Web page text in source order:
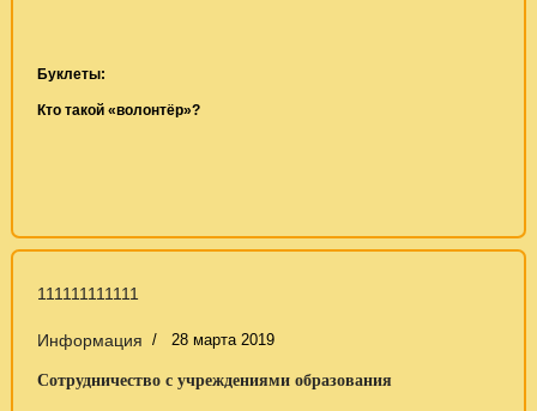
Буклеты:
Кто такой «волонтёр»?
111111111111
Информация 28 марта 2019
Сотрудничество с учреждениями образования